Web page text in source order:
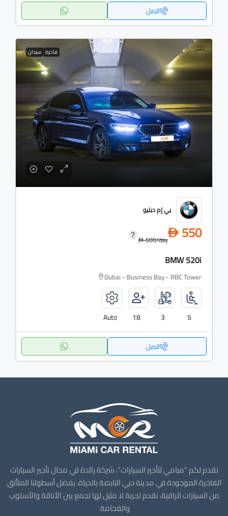
اتصل
فاخرة سيدان
بي إم دبليو
D 550
D600/day
BMW 520i
Dubai - Business Bay - RBC Tower
5
3
18
Auto
اتصل
نقدم لكم “ميامي لتأجير السيارات”، شركة رائدة في مجال تأجير السيارات
الفاخرة الموجودة في مدينة دبي النابضة بالحياة. بفضل أسطولنا المتألق
من السيارات الراقية، نقدم تجربة لا مثيل لها تجمع بين الأناقة والأسلوب
والفخامة.